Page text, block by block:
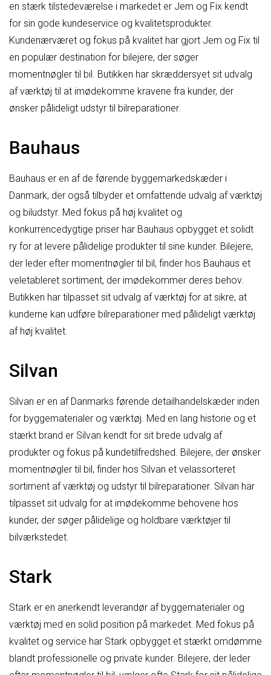
en stærk tilstedeværelse i markedet er Jem og Fix kendt
for sin gode kundeservice og kvalitetsprodukter.
Kundenærværet og fokus på kvalitet har gjort Jem og Fix til
en populær destination for bilejere, der søger
momentnøgler til bil. Butikken har skræddersyet sit udvalg
af værktøj til at imødekomme kravene fra kunder, der
ønsker pålideligt udstyr til bilreparationer.
Bauhaus
Bauhaus er en af de førende byggemarkedskæder i
Danmark, der også tilbyder et omfattende udvalg af værktøj
og biludstyr. Med fokus på høj kvalitet og
konkurrencedygtige priser har Bauhaus opbygget et solidt
ry for at levere pålidelige produkter til sine kunder. Bilejere,
der leder efter momentnøgler til bil, finder hos Bauhaus et
veletableret sortiment, der imødekommer deres behov.
Butikken har tilpasset sit udvalg af værktøj for at sikre, at
kunderne kan udføre bilreparationer med pålideligt værktøj
af høj kvalitet.
Silvan
Silvan er en af Danmarks førende detailhandelskæder inden
for byggematerialer og værktøj. Med en lang historie og et
stærkt brand er Silvan kendt for sit brede udvalg af
produkter og fokus på kundetilfredshed. Bilejere, der ønsker
momentnøgler til bil, finder hos Silvan et velassorteret
sortiment af værktøj og udstyr til bilreparationer. Silvan har
tilpasset sit udvalg for at imødekomme behovene hos
kunder, der søger pålidelige og holdbare værktøjer til
bilværkstedet.
Stark
Stark er en anerkendt leverandør af byggematerialer og
værktøj med en solid position på markedet. Med fokus på
kvalitet og service har Stark opbygget et stærkt omdømme
blandt professionelle og private kunder. Bilejere, der leder